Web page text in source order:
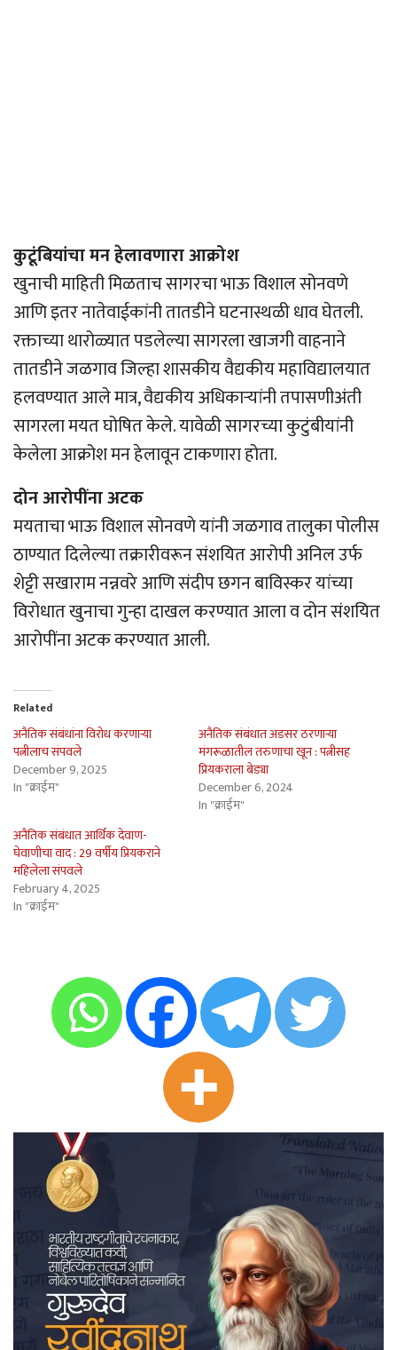
कुटूंबियांचा मन हेलावणारा आक्रोश
खुनाची माहिती मिळताच सागरचा भाऊ विशाल सोनवणे
आणि इतर नातेवाईकांनी तातडीने घटनास्थळी धाव घेतली.
रक्ताच्या थारोळ्यात पडलेल्या सागरला खाजगी वाहनाने
तातडीने जळगाव जिल्हा शासकीय वैद्यकीय महाविद्यालयात
हलवण्यात आले मात्र, वैद्यकीय अधिकार्‍यांनी तपासणीअंती
सागरला मयत घोषित केले. यावेळी सागरच्या कुटुंबीयांनी
केलेला आक्रोश मन हेलावून टाकणारा होता.
दोन आरोपींना अटक
मयताचा भाऊ विशाल सोनवणे यांनी जळगाव तालुका पोलीस
ठाण्यात दिलेल्या तक्रारीवरून संशयित आरोपी अनिल उर्फ
शेट्टी सखाराम नन्नवरे आणि संदीप छगन बाविस्कर यांच्या
विरोधात खुनाचा गुन्हा दाखल करण्यात आला व दोन संशयित
आरोपींना अटक करण्यात आली.
Related
अनैतिक संबंधांना विरोध करणार्‍या
पत्नीलाच संपवले
December 9, 2025
In "क्राईम"
अनैतिक संबंधात अडसर ठरणार्‍या
मंगरूळातील तरुणाचा खून : पत्नीसह
प्रियकराला बेड्या
December 6, 2024
In "क्राईम"
अनैतिक संबंधात आर्थिक देवाण-
घेवाणीचा वाद : 29 वर्षीय प्रियकराने
महिलेला संपवले
February 4, 2025
In "क्राईम"